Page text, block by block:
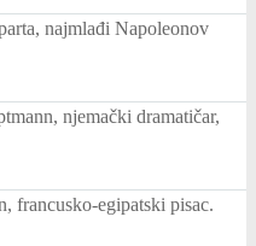
najmlađi Napoleonov
njemački dramatičar,
francusko-egipatski pisac.